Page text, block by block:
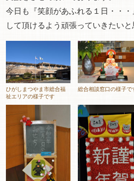
今日も『笑顔があふれる１日・・
して頂けるよう頑張っていきたいと
ひがしまつやま市総合福
祉エリアの様子です
総合相談窓口の様子で